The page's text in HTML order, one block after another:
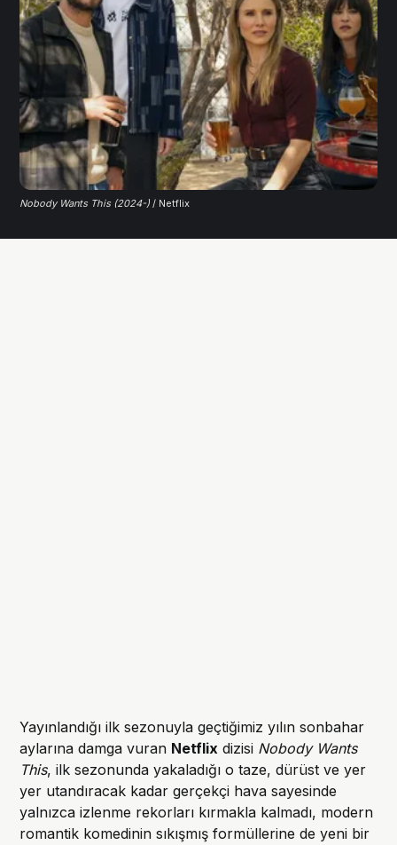
Nobody Wants This (2024-)/ Netflix
Yayınlandığı ilk sezonuyla geçtiğimiz yılın sonbahar
aylarına damga vuran Netflix dizisi Nobody Wants
This, ilk sezonunda yakaladığı o taze, dürüst ve yer
yer utandıracak kadar gerçekçi hava sayesinde
yalnızca izlenme rekorları kırmakla kalmadı, modern
romantik komedinin sıkışmış formüllerine de yeni bir